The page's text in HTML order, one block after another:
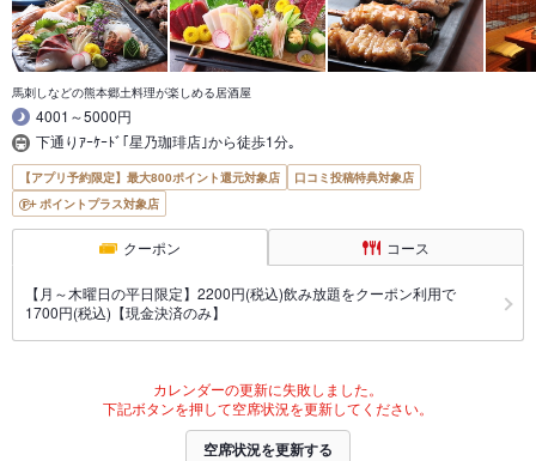
馬刺しなどの熊本郷土料理が楽しめる居酒屋
4001～5000円
下通りｱｰｹｰﾄﾞ｢星乃珈琲店｣から徒歩1分｡
【アプリ予約限定】最大800ポイント還元対象店
口コミ投稿特典対象店
ポイントプラス対象店
クーポン コース
【月～木曜日の平日限定】2200円(税込)飲み放題をクーポン利用で
1700円(税込)【現金決済のみ】
カレンダーの更新に失敗しました。
下記ボタンを押して空席状況を更新してください。
空席状況を更新する